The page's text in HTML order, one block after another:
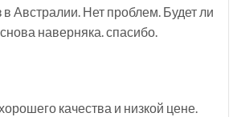
в Австралии. Нет проблем. Будет ли
наверняка. спасибо.
качества и низкой цене.